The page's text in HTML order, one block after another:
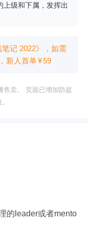
上级和下属，发挥出
记 2022》，如需
，新⼈⾸单¥59
售卖。 页面已增加防盗
的leader或者mento